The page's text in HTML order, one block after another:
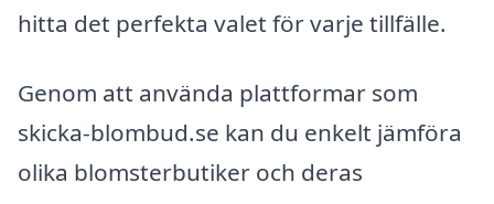
hitta det perfekta valet för varje tillfälle.
Genom att använda plattformar som
skicka-blombud.se kan du enkelt jämföra
olika blomsterbutiker och deras